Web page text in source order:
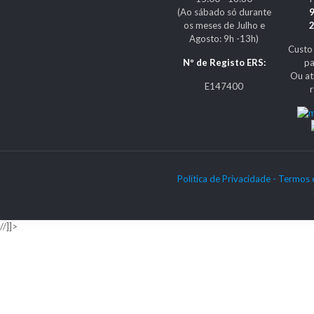
(Ao sábado só durante
os meses de Julho e
Agosto: 9h -13h)
Nº de Registo ERS:
E147400
Ou
Política de Privacidade - Termos
//]]>